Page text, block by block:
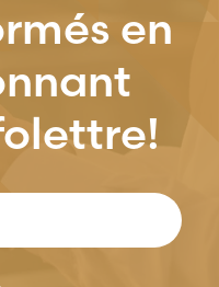
en